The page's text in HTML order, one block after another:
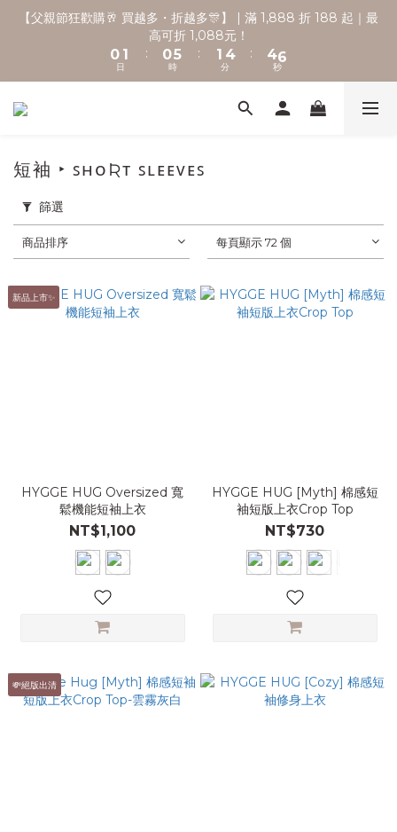
🚚 全館滿2000享免運 💨
【父親節狂歡購🥂 買越多・折越多🎊】 | 滿 1,888 折 188 起｜最
高可折 1,088元！
2
0
3
1
0
日
:
2
1
0
7
6
5
4
時
:
3
2
1
0
5
4
3
分
:
6
4
3
8
6
5
3
秒
短袖 ‣ ꜱʜᴏƦᴛ ꜱʟᴇᴇᴠᴇꜱ
篩選
商品排序 每頁顯示 72 個
新品上市✨
HYGGE HUG Oversized 寬
鬆機能短袖上衣
NT$1,100
HYGGE HUG [Myth] 棉感短
袖短版上衣Crop Top
NT$730
💸絕版出清